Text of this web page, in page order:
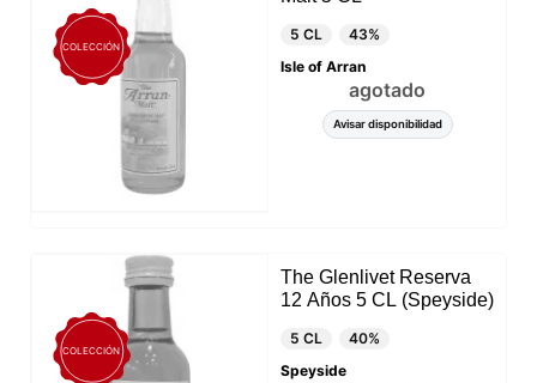
COLECCIÓN
5 CL
43%
Isle of Arran
agotado
Avisar disponibilidad
COLECCIÓN
The Glenlivet Reserva
12 Años 5 CL (Speyside)
5 CL
40%
Speyside
Puede rechazar todo tratamiento no esencial
eligiendo aceptar solo las cookies necesarias.
Puede personalizar su elección y seleccionar las
cookies que nos permite utilizar en su sesión.